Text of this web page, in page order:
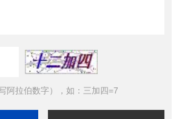
阿拉伯数字），如：三加四=7